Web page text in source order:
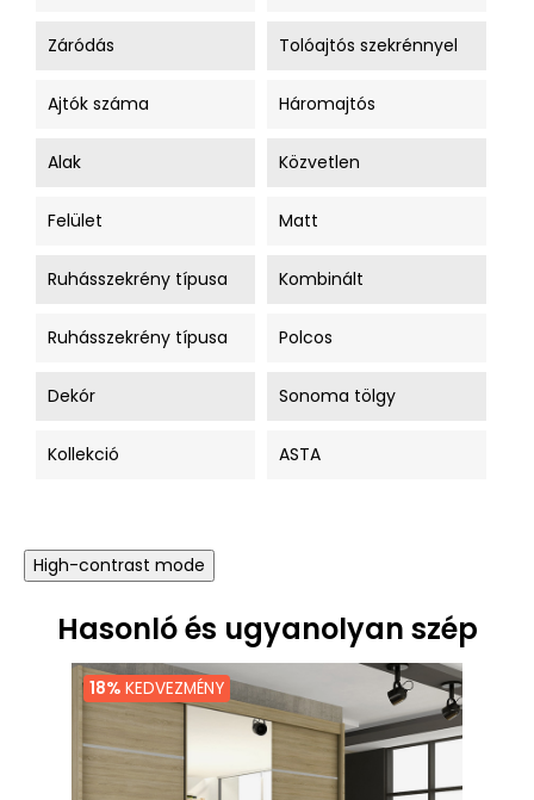
Záródás Tolóajtós szekrénnyel
Ajtók száma Háromajtós
Alak Közvetlen
Felület Matt
Ruhásszekrény típusa Kombinált
Ruhásszekrény típusa Polcos
Dekór Sonoma tölgy
Kollekció ASTA
High-contrast mode
Hasonló és ugyanolyan szép
18% KEDVEZMÉNY